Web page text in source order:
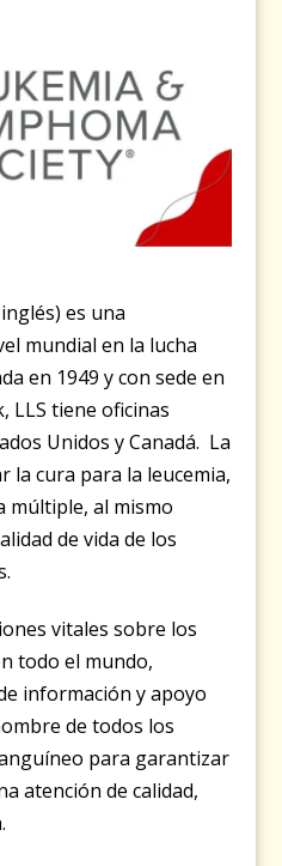
es una
mundial en la lucha
en 1949 y con sede en
LLS tiene oficinas
Unidos y Canadá. La
la cura para la leucemia,
múltiple, al mismo
de vida de los
vitales sobre los
todo el mundo,
información y apoyo
de todos los
para garantizar
atención de calidad,